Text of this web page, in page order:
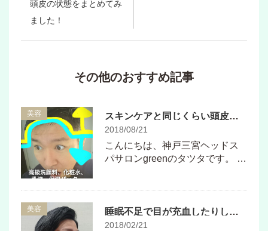
頭皮の状態をまとめてみ
ました！
その他のおすすめ記事
美容 スキンケアと同じくらい頭皮ケアを！！
2018/08/21
こんにちは、神戸三宮ヘッドス
パサロンgreenのタツタです。 …
美容 睡眠不足で目が充血したりしょぼしょぼ かすむ時に効くツボ♪
2018/02/21